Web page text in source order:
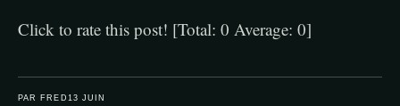
Click to rate this post! [Total: 0 Average: 0]
PAR FRED 13 JUIN